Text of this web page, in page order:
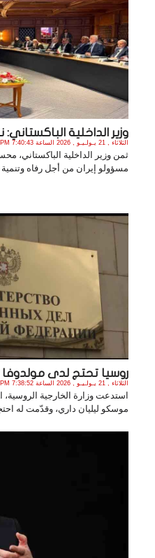
وزير الداخلية
الثلاثاء , 21 يـولـيـو , 2026 الساعة 7:40:43 PM
ثمن وزير الداخلية الباكستاني،
مسؤولو إيران من أجل رفاه وتنمية
روسيا تحتج لدى مولدوفا
الثلاثاء , 21 يـولـيـو , 2026 الساعة 7:38:52 PM
استدعت وزارة الخارجية الروسية،
موسكو ليليان داري، وقدّمت له